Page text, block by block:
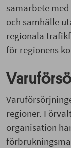
samarbete
och samhälle
regionala
för regionens
regioner.
organisation